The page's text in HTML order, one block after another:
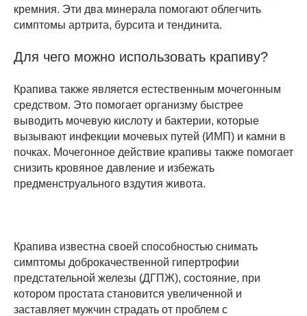
кремния. Эти два минерала помогают облегчить
симптомы артрита, бурсита и тендинита.
Для чего можно использовать крапиву?
Крапива также является естественным мочегонным
средством. Это помогает организму быстрее
выводить мочевую кислоту и бактерии, которые
вызывают инфекции мочевых путей (ИМП) и камни в
почках. Мочегонное действие крапивы также помогает
снизить кровяное давление и избежать
предменструального вздутия живота.
Крапива известна своей способностью снимать
симптомы доброкачественной гипертрофии
предстательной железы (ДГПЖ), состояние, при
котором простата становится увеличенной и
заставляет мужчин страдать от проблем с